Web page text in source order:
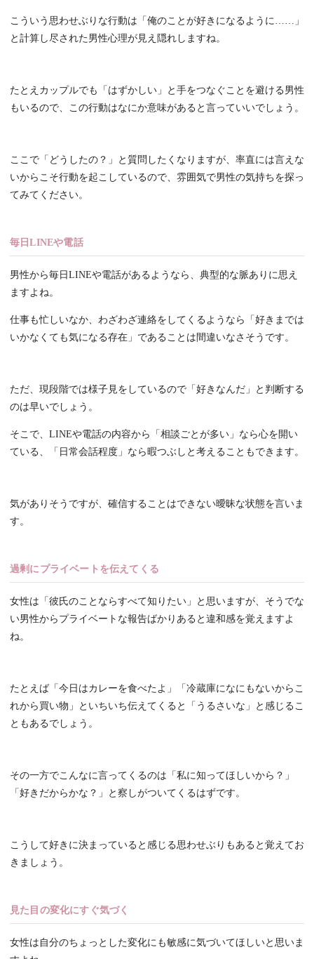
こういう思わせぶりな行動は「俺のことが好きになるように……」
と計算し尽された男性心理が見え隠れしますね。
たとえカップルでも「はずかしい」と手をつなぐことを避ける男性
もいるので、この行動はなにか意味があると言っていいでしょう。
ここで「どうしたの？」と質問したくなりますが、率直には言えな
いからこそ行動を起こしているので、雰囲気で男性の気持ちを探っ
てみてください。
毎日LINEや電話
男性から毎日LINEや電話があるようなら、典型的な脈ありに思え
ますよね。
仕事も忙しいなか、わざわざ連絡をしてくるようなら「好きまでは
いかなくても気になる存在」であることは間違いなさそうです。
ただ、現段階では様子見をしているので「好きなんだ」と判断する
のは早いでしょう。
そこで、LINEや電話の内容から「相談ごとが多い」なら心を開い
ている、「日常会話程度」なら暇つぶしと考えることもできます。
気がありそうですが、確信することはできない曖昧な状態を言いま
す。
過剰にプライベートを伝えてくる
女性は「彼氏のことならすべて知りたい」と思いますが、そうでな
い男性からプライベートな報告ばかりあると違和感を覚えますよ
ね。
たとえば「今日はカレーを食べたよ」「冷蔵庫になにもないからこ
れから買い物」といちいち伝えてくると「うるさいな」と感じるこ
ともあるでしょう。
その一方でこんなに言ってくるのは「私に知ってほしいから？」
「好きだからかな？」と察しがついてくるはずです。
こうして好きに決まっていると感じる思わせぶりもあると覚えてお
きましょう。
見た目の変化にすぐ気づく
女性は自分のちょっとした変化にも敏感に気づいてほしいと思いま